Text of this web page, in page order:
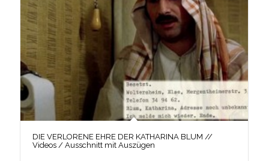
DIE VERLORENE EHRE DER KATHARINA BLUM //
Videos / Ausschnitt mit Auszügen